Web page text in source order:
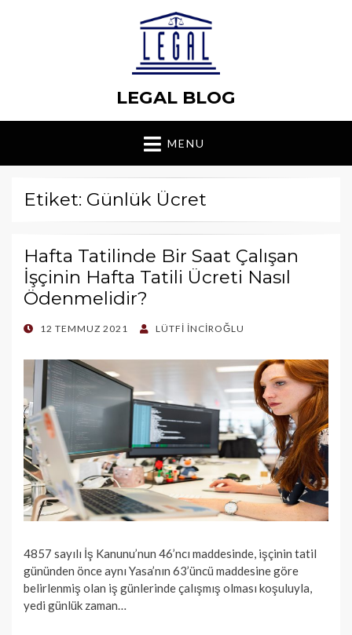
LEGAL BLOG
MENU
Etiket: Günlük Ücret
Hafta Tatilinde Bir Saat Çalışan
İşçinin Hafta Tatili Ücreti Nasıl
Ödenmelidir?
POSTED
12 TEMMUZ 2021 LÜTFI İNCIROĞLU
4857 sayılı İş Kanunu’nun 46’ncı maddesinde, işçinin tatil
gününden önce aynı Yasa’nın 63’üncü maddesine göre
belirlenmiş olan iş günlerinde çalışmış olması koşuluyla,
yedi günlük zaman…